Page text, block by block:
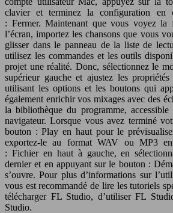
clavier et terminez la configuration en
: Fermer. Maintenant que vous voyez la
l’écran, importez les chansons que vous
glisser dans le panneau de la liste de
utilisez les commandes et les outils
projet une réalité. Donc, sélectionnez le
supérieur gauche et ajustez les
utilisant les options et les boutons qui
également enrichir vos mixages avec des
la bibliothèque du programme,
navigateur. Lorsque vous avez terminé
bouton : Play en haut pour le
exportez-le au format WAV ou MP3
: Fichier en haut à gauche, en
dernier et en appuyant sur le bouton :
s’ouvre. Pour plus d’informations sur
vous est recommandé de lire les tutoriels
télécharger FL Studio, d’utiliser FL
Studio.